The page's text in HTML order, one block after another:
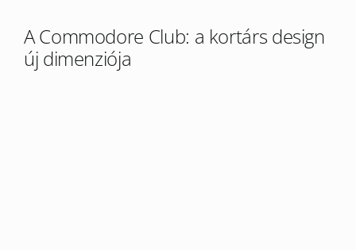
A Commodore Club: a kortárs design
új dimenziója